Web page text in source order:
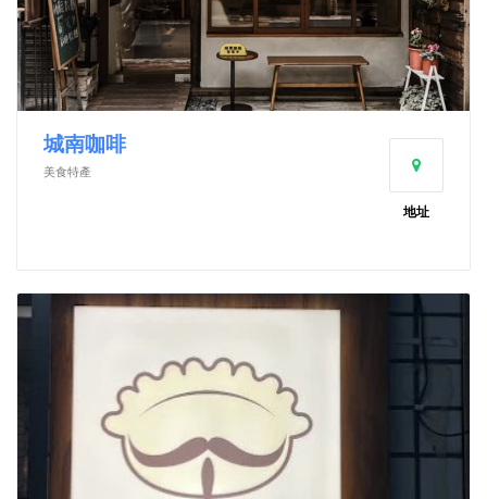
城南咖啡
美食特產
地址